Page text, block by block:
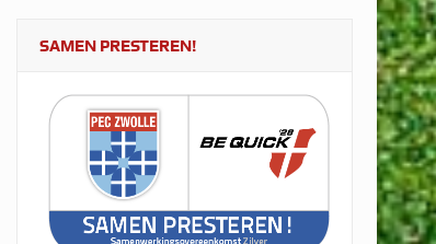
SAMEN PRESTEREN!